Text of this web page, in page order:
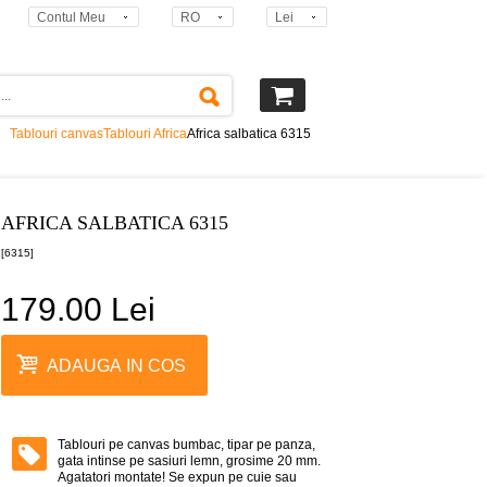
Contul Meu RO Lei
Tablouri canvasTablouri AfricaAfrica salbatica 6315
AFRICA SALBATICA 6315
[6315]
179.00 Lei
ADAUGA IN COS
Tablouri pe canvas bumbac, tipar pe panza,
gata intinse pe sasiuri lemn, grosime 20 mm.
Agatatori montate! Se expun pe cuie sau